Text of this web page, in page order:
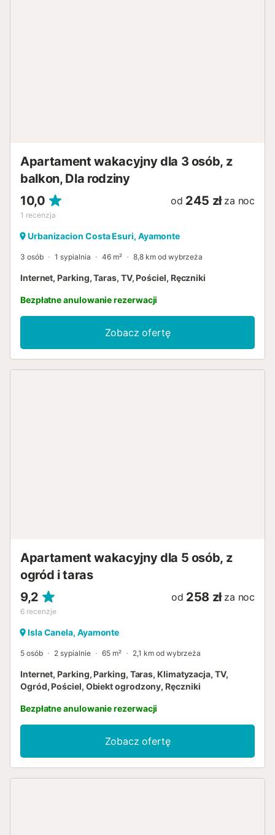
Apartament wakacyjny dla 3 osób, z
balkon, Dla rodziny
10,0
1 recenzja
od 245 zł za noc
Urbanizacion Costa Esuri, Ayamonte
3 osób 1 sypialnia 46 m² 8,8 km od wybrzeża
Internet, Parking, Taras, TV, Pościel, Ręczniki
Bezpłatne anulowanie rezerwacji
Zobacz ofertę
Apartament wakacyjny dla 5 osób, z
ogród i taras
9,2
6 recenzje
od 258 zł za noc
Isla Canela, Ayamonte
5 osób 2 sypialnie 65 m² 2,1 km od wybrzeża
Internet, Parking, Parking, Taras, Klimatyzacja, TV,
Ogród, Pościel, Obiekt ogrodzony, Ręczniki
Bezpłatne anulowanie rezerwacji
Zobacz ofertę